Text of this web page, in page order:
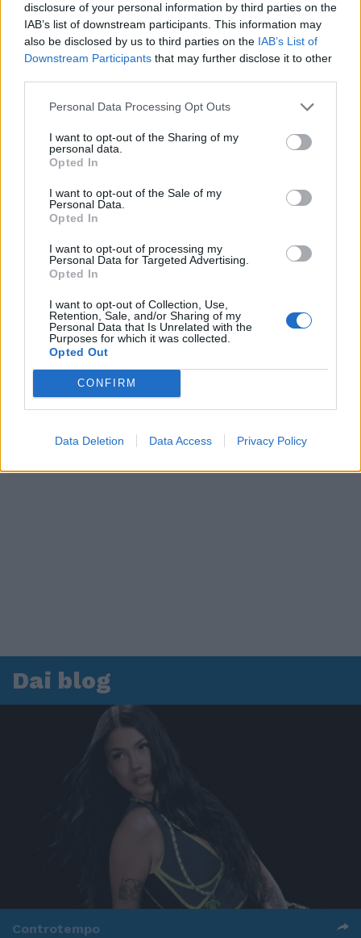
disclosure of your personal information by third parties on the
IAB’s list of downstream participants. This information may
also be disclosed by us to third parties on the IAB’s List of
Downstream Participants that may further disclose it to other
Personal Data Processing Opt Outs
I want to opt-out of the Sharing of my
personal data.
Opted In
I want to opt-out of the Sale of my
Personal Data.
Opted In
I want to opt-out of processing my
Personal Data for Targeted Advertising.
Opted In
I want to opt-out of Collection, Use,
Retention, Sale, and/or Sharing of my
Personal Data that Is Unrelated with the
Purposes for which it was collected.
Opted Out
CONFIRM
Data Deletion Data Access Privacy Policy
00:00
Leonardo Maria Del Vecchio dall'ex compagna
in ospedale. Le dichiarazioni ai giornalisti
Dai blog
Controtempo